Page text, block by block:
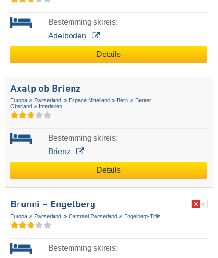
Bestemming skireis:
Adelboden
Details
Axalp ob Brienz
Europa Zwitserland Espace Mittelland Bern
Berner
Oberland
Interlaken
Bestemming skireis:
Brienz
Details
Brunni – Engelberg
Europa Zwitserland Centraal Zwitserland Engelberg-Titlis
Bestemming skireis: